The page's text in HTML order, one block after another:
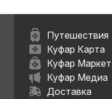
Путешествия
Куфар Карта
Куфар Маркет
Куфар Медиа
Доставка